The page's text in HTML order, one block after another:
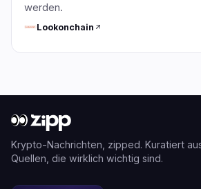
werden.
Lookonchain
Krypto-Nachrichten, zipped. Kuratiert
Quellen, die wirklich wichtig sind.